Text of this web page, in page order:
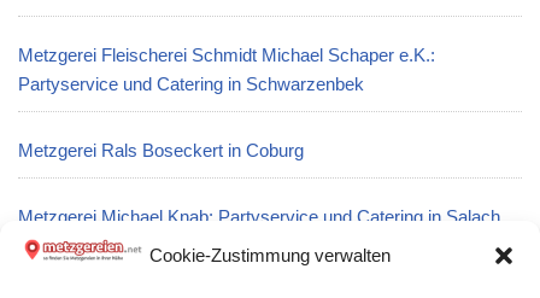
Cookie-Zustimmung verwalten
Metzgerei Fleischerei Schmidt Michael Schaper e.K.:
Partyservice und Catering in Schwarzenbek
Metzgerei Rals Boseckert in Coburg
Metzgerei Michael Knab: Partyservice und Catering in Salach